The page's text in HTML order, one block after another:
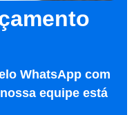
WhatsApp com
equipe está